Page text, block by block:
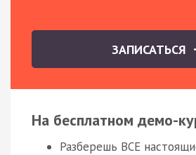
ЗАПИСАТЬСЯ
На бесплатном демо-
Разберешь ВСЕ